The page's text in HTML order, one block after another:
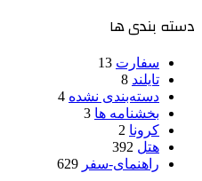
دسته بندی ها
سفارت 13
تایلند 8
دسته‌بندی نشده 4
بخشنامه ها 3
کرونا 2
هتل 392
راهنمای-سفر 629